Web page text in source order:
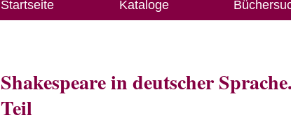
Startseite Kataloge
Shakespeare in deutscher
Teil